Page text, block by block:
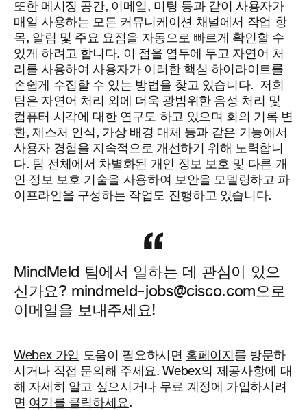
또한 메시징 공간, 이메일, 미팅 등과 같이 사용자가
매일 사용하는 모든 커뮤니케이션 채널에서 작업 항
목, 알림 및 주요 요점을 자동으로 빠르게 확인할 수
있게 하려고 합니다. 이 점을 염두에 두고 자연어 처
리를 사용하여 사용자가 이러한 핵심 하이라이트를
손쉽게 수집할 수 있는 방법을 찾고 있습니다.
저희
팀은 자연어 처리 외에 더욱 광범위한 음성 처리 및
컴퓨터 시각에 대한 연구도 하고 있으며 회의 기록 변
환, 제스처 인식, 가상 배경 대체 등과 같은 기능에서
사용자 경험을 지속적으로 개선하기 위해 노력합니
다. 팀 전체에서 차별화된 개 인 정보 보호 및 다른 개
인 정보 보호 기술을 사용하여 보안을 모델링하고 파
이프라인을 구성하는 작업도 진행하고 있습니다.
MindMeld 팀에서 일하는 데 관심이 있으
신가요? mindmeld-jobs@cisco.com으로
이메일을 보내주세요!
Webex 가입 도움이 필요하시면 홈페이지 를 방문하
시거나 직접 문의 해 주세요.Webex의 제공사항에 대
해 자세히 알고 싶으시거나 무료 계정에 가입하시려
면 여기를 클릭하세요.